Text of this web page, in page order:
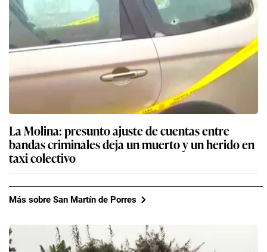
La Molina: presunto ajuste de cuentas entre
bandas criminales deja un muerto y un herido en
taxi colectivo
Más sobre San Martín de Porres